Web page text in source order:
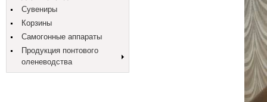
Сувениры
Корзины
Самогонные аппараты
Продукция понтового
оленеводства